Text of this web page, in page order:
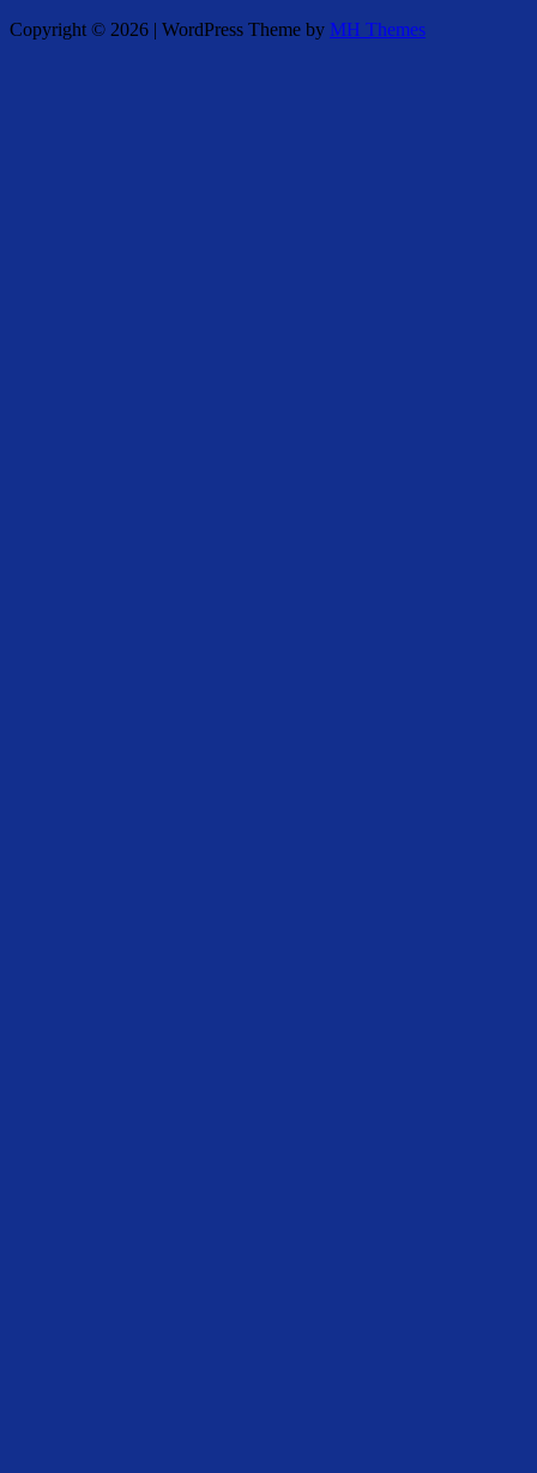
Copyright © 2026 | WordPress Theme by MH Themes